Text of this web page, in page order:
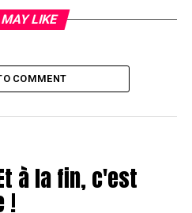
MAY LIKE
COMMENT
à la fin, c'est
!